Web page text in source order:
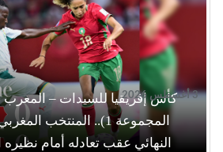
المجموعة 1).. المنتخب
النهائي عقب تعادله أمام نظيره
3 أغسطس 2026